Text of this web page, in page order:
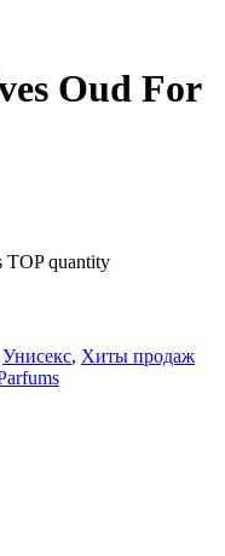
Oud For
TOP quantity
Унисекс, Хиты продаж